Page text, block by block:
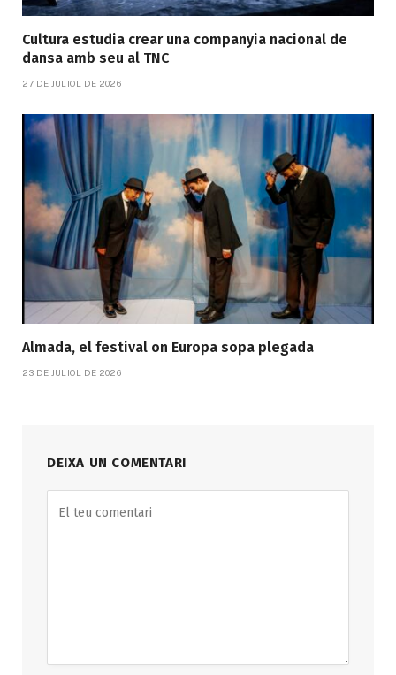
Cultura estudia crear una companyia nacional de
dansa amb seu al TNC
27 DE JULIOL DE 2026
Almada, el festival on Europa sopa plegada
23 DE JULIOL DE 2026
DEIXA UN COMENTARI